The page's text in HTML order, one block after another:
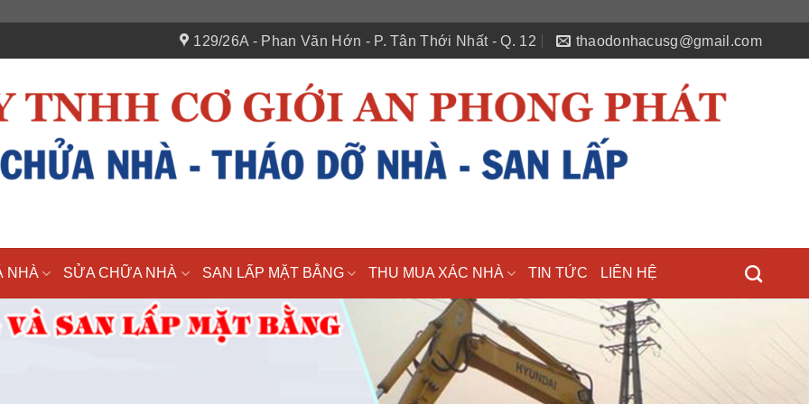
129/26A - Phan Văn Hớn - P. Tân Thới Nhất - Q. 12 thaodonhacusg@gmail.com
NHÀ SỬA CHỮA NHÀ SAN LẤP MẶT BẰNG THU MUA XÁC NHÀ TIN TỨC LIÊN HỆ